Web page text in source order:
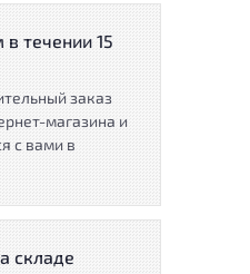
течении 15
заказ
магазина и
с вами в
складе